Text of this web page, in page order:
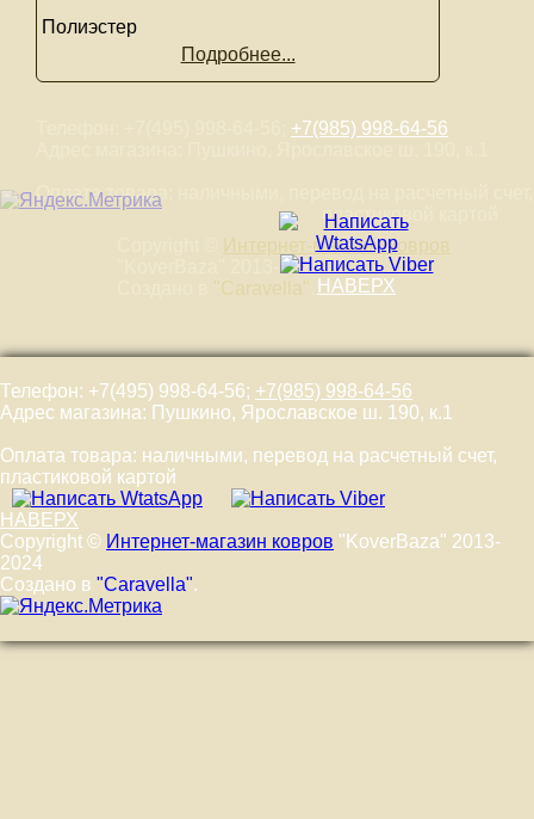
Полиэстер
Подробнее...
+7(985) 998-64-56
Оплата товара: наличными, перевод на расчетный счет,
пластиковой картой
Интернет-магазин ковров
"KoverBaza" 2013-2024
"Caravella" НАВЕРХ
Телефон: +7(495) 998-64-56; +7(985) 998-64-56
Адрес магазина: Пушкино, Ярославское ш. 190, к.1
Оплата товара: наличными, перевод на расчетный счет,
пластиковой картой
НАВЕРХ
Copyright © Интернет-магазин ковров "KoverBaza" 2013-
2024
Создано в "Caravella".